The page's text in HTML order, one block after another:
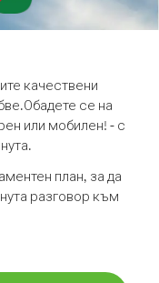
качествени
Обадете се на
или мобилен! - с
план, за да
разговор към